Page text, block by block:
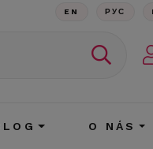
EN РУС
O NÁS